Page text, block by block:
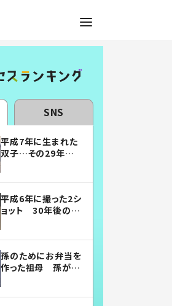
SNS
平成7年に生まれた
双子…その29年後
平成6年に撮った2シ
ョット 30年後の姿
孫のためにお弁当を
作った祖母 孫が絶